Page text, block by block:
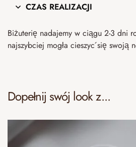
CZAS REALIZACJI
Biżuterię nadajemy w ciągu 2-3 dni
najszybciej mogła cieszyć się swoją
Dopełnij swój look z...